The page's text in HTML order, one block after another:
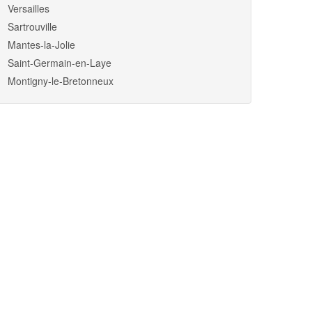
Versailles
Sartrouville
Mantes-la-Jolie
Saint-Germain-en-Laye
Montigny-le-Bretonneux